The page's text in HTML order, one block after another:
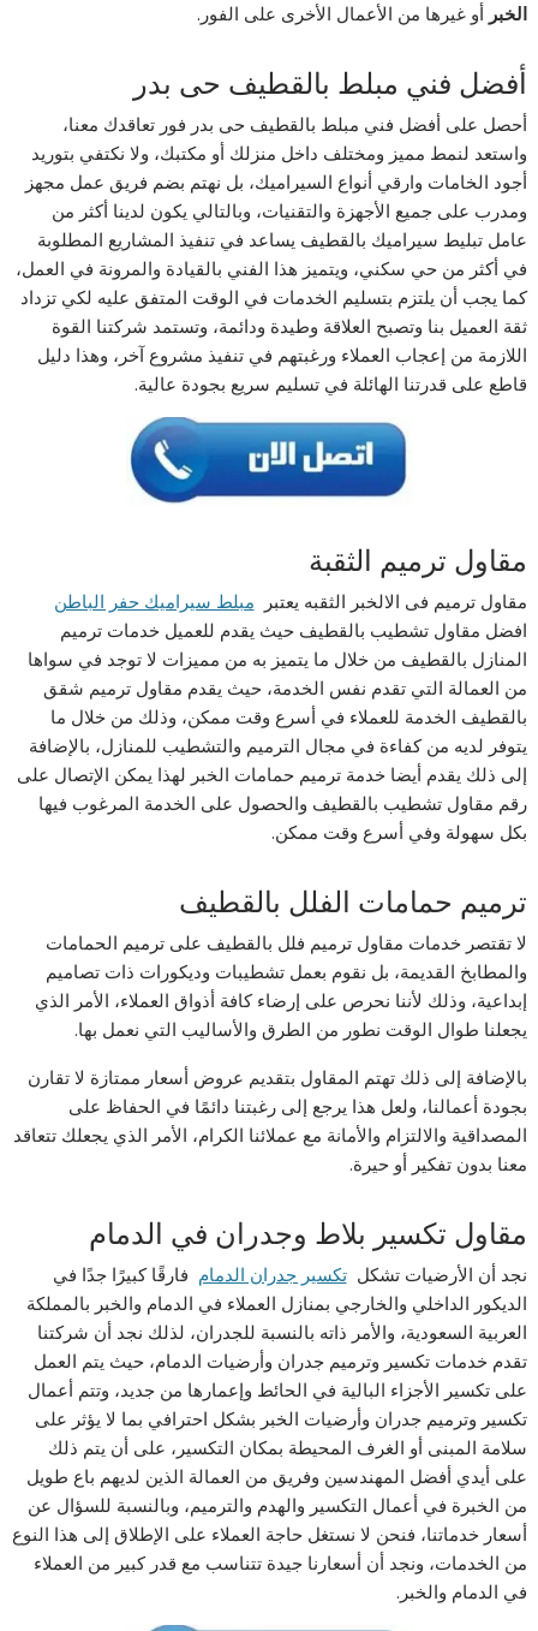
الخبرأو غيرها من الأعمال الأخرى على الفور.
أفضل فني مبلط بالقطيف حى بدر
أحصل على أفضل فني مبلط بالقطيف حى بدر فور تعاقدك معنا،
واستعد لنمط مميز ومختلف داخل منزلك أو مكتبك، ولا نكتفي بتوريد
أجود الخامات وارقي أنواع السيراميك، بل نهتم بضم فريق عمل مجهز
ومدرب على جميع الأجهزة والتقنيات، وبالتالي يكون لدينا أكثر من
عامل تبليط سيراميك بالقطيف يساعد في تنفيذ المشاريع المطلوبة
في أكثر من حي سكني، ويتميز هذا الفني بالقيادة والمرونة في العمل،
كما يجب أن يلتزم بتسليم الخدمات في الوقت المتفق عليه لكي تزداد
ثقة العميل بنا وتصبح العلاقة وطيدة ودائمة، وتستمد شركتنا القوة
اللازمة من إعجاب العملاء ورغبتهم في تنفيذ مشروع آخر، وهذا دليل
قاطع على قدرتنا الهائلة في تسليم سريع بجودة عالية.
مقاول ترميم الثقبة
مقاول ترميم فى الالخبر الثقبه يعتبر مبلط سيراميك حفر الباطن
افضل مقاول تشطيب بالقطيف حيث يقدم للعميل خدمات ترميم
المنازل بالقطيف من خلال ما يتميز به من مميزات لا توجد في سواها
من العمالة التي تقدم نفس الخدمة، حيث يقدم مقاول ترميم شقق
بالقطيف الخدمة للعملاء في أسرع وقت ممكن، وذلك من خلال ما
يتوفر لديه من كفاءة في مجال الترميم والتشطيب للمنازل، بالإضافة
إلى ذلك يقدم أيضا خدمة ترميم حمامات الخبر لهذا يمكن الإتصال على
رقم مقاول تشطيب بالقطيف والحصول على الخدمة المرغوب فيها
بكل سهولة وفي أسرع وقت ممكن.
ترميم حمامات الفلل بالقطيف
لا تقتصر خدمات مقاول ترميم فلل بالقطيف على ترميم الحمامات
والمطابخ القديمة، بل نقوم بعمل تشطيبات وديكورات ذات تصاميم
إبداعية، وذلك لأننا نحرص على إرضاء كافة أذواق العملاء، الأمر الذي
يجعلنا طوال الوقت نطور من الطرق والأساليب التي نعمل بها.
بالإضافة إلى ذلك تهتم المقاول بتقديم عروض أسعار ممتازة لا تقارن
بجودة أعمالنا، ولعل هذا يرجع إلى رغبتنا دائمًا في الحفاظ على
المصداقية والالتزام والأمانة مع عملائنا الكرام، الأمر الذي يجعلك تتعاقد
معنا بدون تفكير أو حيرة.
مقاول تكسير بلاط وجدران في الدمام
نجد أن الأرضيات تشكلتكسير جدران الدمام فارقًا كبيرًا جدًا في
الديكور الداخلي والخارجي بمنازل العملاء في الدمام والخبر بالمملكة
العربية السعودية، والأمر ذاته بالنسبة للجدران، لذلك نجد أن شركتنا
تقدم خدمات تكسير وترميم جدران وأرضيات الدمام، حيث يتم العمل
على تكسير الأجزاء البالية في الحائط وإعمارها من جديد، وتتم أعمال
تكسير وترميم جدران وأرضيات الخبر بشكل احترافي بما لا يؤثر على
سلامة المبنى أو الغرف المحيطة بمكان التكسير، على أن يتم ذلك
على أيدي أفضل المهندسين وفريق من العمالة الذين لديهم باع طويل
من الخبرة في أعمال التكسير والهدم والترميم، وبالنسبة للسؤال عن
أسعار خدماتنا، فنحن لا نستغل حاجة العملاء على الإطلاق إلى هذا النوع
من الخدمات، ونجد أن أسعارنا جيدة تتناسب مع قدر كبير من العملاء
في الدمام والخبر.